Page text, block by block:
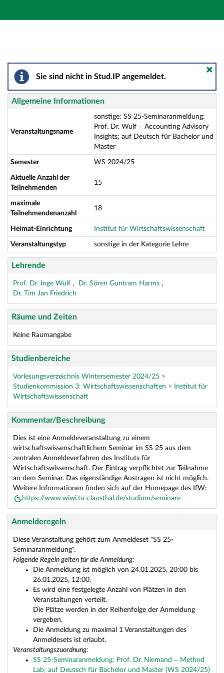
Hauptnavigation
sonstige: SS 25-Seminaranmeldung: Prof. Dr. Wulf
Sie sind nicht in Stud.IP angemeldet.
Allgemeine Informationen
Veranstaltungsname
sonstige: SS 25-Seminaranmeldung:
Prof. Dr. Wulf – Accounting Advisory
Insights; auf Deutsch für Bachelor und
Master
Semester WS 2024/25
Aktuelle Anzahl der
Teilnehmenden
15
maximale
Teilnehmendenanzahl
18
Heimat-Einrichtung Institut für Wirtschaftswissenschaft
Veranstaltungstyp sonstige in der Kategorie Lehre
Lehrende
Prof. Dr. Inge Wulf
Dr. Sören Guntram Harms
Dr. Tim Jan Friedrich
Räume und Zeiten
Keine Raumangabe
Studienbereiche
Vorlesungsverzeichnis Wintersemester 2024/25 >
Studienkommission 3: Wirtschaftswissenschaften > Institut für
Wirtschaftswissenschaft
Kommentar/Beschreibung
Dies ist eine Anmeldeveranstaltung zu einem
wirtschaftswissenschaftlichem Seminar im SS 25 aus dem
zentralen Anmeldeverfahren des Instituts für
Wirtschaftswissenschaft. Der Eintrag verpflichtet zur Teilnahme
an dem Seminar. Das eigenständige Austragen ist nicht möglich.
Weitere Informationen finden sich auf der Homepage des IfW:
https://www.wiwi.tu-clausthal.de/studium/seminare
Anmelderegeln
Diese Veranstaltung gehört zum Anmeldeset "SS 25-
Seminaranmeldung".
Folgende Regeln gelten für die Anmeldung:
Die Anmeldung ist möglich von 24.01.2025, 20:00 bis
26.01.2025, 12:00.
Es wird eine festgelegte Anzahl von Plätzen in den
Veranstaltungen verteilt.
Die Plätze werden in der Reihenfolge der Anmeldung
vergeben.
Die Anmeldung zu maximal 1 Veranstaltungen des
Anmeldesets ist erlaubt.
Veranstaltungszuordnung:
SS 25-Seminaranmeldung: Prof. Dr. Niemand – Method
Lab; auf Deutsch für Bachelor und Master (WS 2024/25)